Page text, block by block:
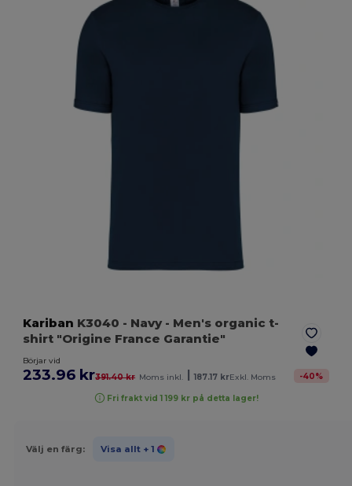
Kariban K3040 - Navy- Men's organic t-
shirt "Origine France Garantie"
Börjar vid
233.96 kr391.40 kr Moms inkl. 187.17 krExkl. Moms -40%
Fri frakt vid 1 199 kr på detta lager!
Välj en färg: Visa allt + 1